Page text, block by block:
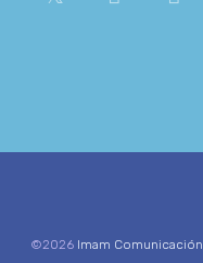
©2026 Imam Comunicación